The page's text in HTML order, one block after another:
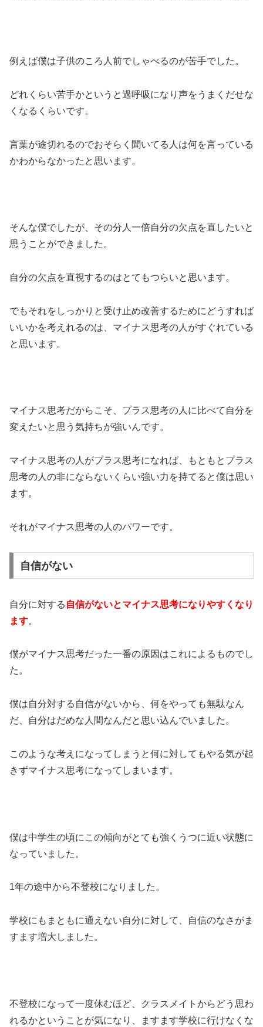
例えば僕は子供のころ人前でしゃべるのが苦手でした。
どれくらい苦手かというと過呼吸になり声をうまくだせな
くなるくらいです。
言葉が途切れるのでおそらく聞いてる人は何を言っている
かわからなかったと思います。
そんな僕でしたが、その分人一倍自分の欠点を直したいと
思うことができました。
自分の欠点を直視するのはとてもつらいと思います。
でもそれをしっかりと受け止め改善するためにどうすれば
いいかを考えれるのは、マイナス思考の人がすぐれている
と思います。
マイナス思考だからこそ、プラス思考の人に比べて自分を
変えたいと思う気持ちが強いんです。
マイナス思考の人がプラス思考になれば、もともとプラス
思考の人の非にならないくらい強い力を持てると僕は思い
ます。
それがマイナス思考の人のパワーです。
自信がない
自分に対する 自信がないとマイナス思考になりやすくなり
ます。
僕がマイナス思考だった一番の原因はこれによるものでし
た。
僕は自分対する自信がないから、何をやっても無駄なん
だ、自分はだめな人間なんだと思い込んでいました。
このような考えになってしまうと何に対してもやる気が起
きずマイナス思考になってしまいます。
僕は中学生の頃にこの傾向がとても強くうつに近い状態に
なっていました。
1年の途中から不登校になりました。
学校にもまともに通えない自分に対して、自信のなさがま
すます増大しました。
不登校になって一度休むほど、クラスメイトからどう思わ
れるかということが気になり、ますます学校に行けなくな